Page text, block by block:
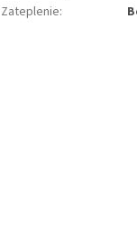
Zateplenie: